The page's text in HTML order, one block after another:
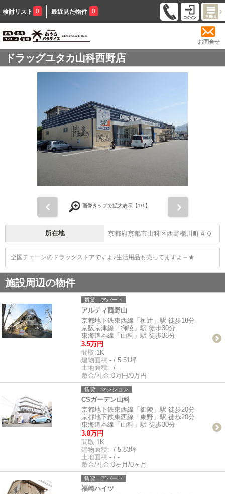
検討リスト 0 最近見た物件 0
お問合せ
ドラッグユタカ山科西野店
画像タップで拡大表示【1/1】
所在地 京都府京都市山科区西野櫃川町４０
全国チェーンのドラッグストアですよ♪生活用品も売ってますよ～★
施設周辺の物件
賃貸｜アパート
アルティ西野山
京都地下鉄東西線「椥辻」駅 徒歩18分
京阪京津線「御陵」駅 徒歩30分
東海道本線「山科」駅 徒歩36分
3.5万円
間取:1K
建物面積:- / 5.51坪
土地面積:- / -
敷金/礼金:0万円/0万円
賃貸｜マンション
CSガーデン山科
京都地下鉄東西線「御陵」駅 徒歩20分
京都地下鉄東西線「東野」駅 徒歩20分
東海道本線「山科」駅 徒歩30分
3.8万円
間取:1K
建物面積:- / 5.83坪
土地面積:- / -
敷金/礼金:0ヶ月/0ヶ月
賃貸｜アパート
福崎ハイツ